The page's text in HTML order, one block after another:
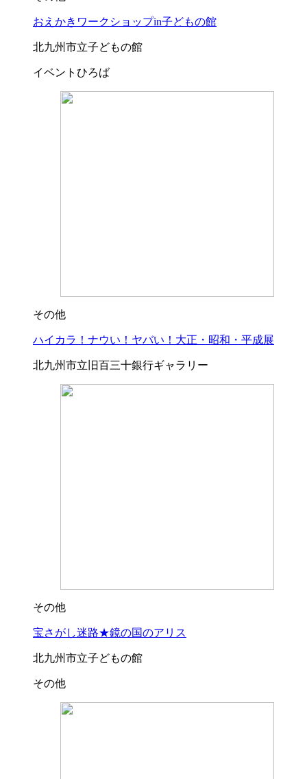
おえかきワークショップin子どもの館
北九州市立子どもの館
イベントひろば
その他
ハイカラ！ナウい！ヤバい！大正・昭和・平成展
北九州市立旧百三十銀行ギャラリー
その他
宝さがし迷路★鏡の国のアリス
北九州市立子どもの館
その他